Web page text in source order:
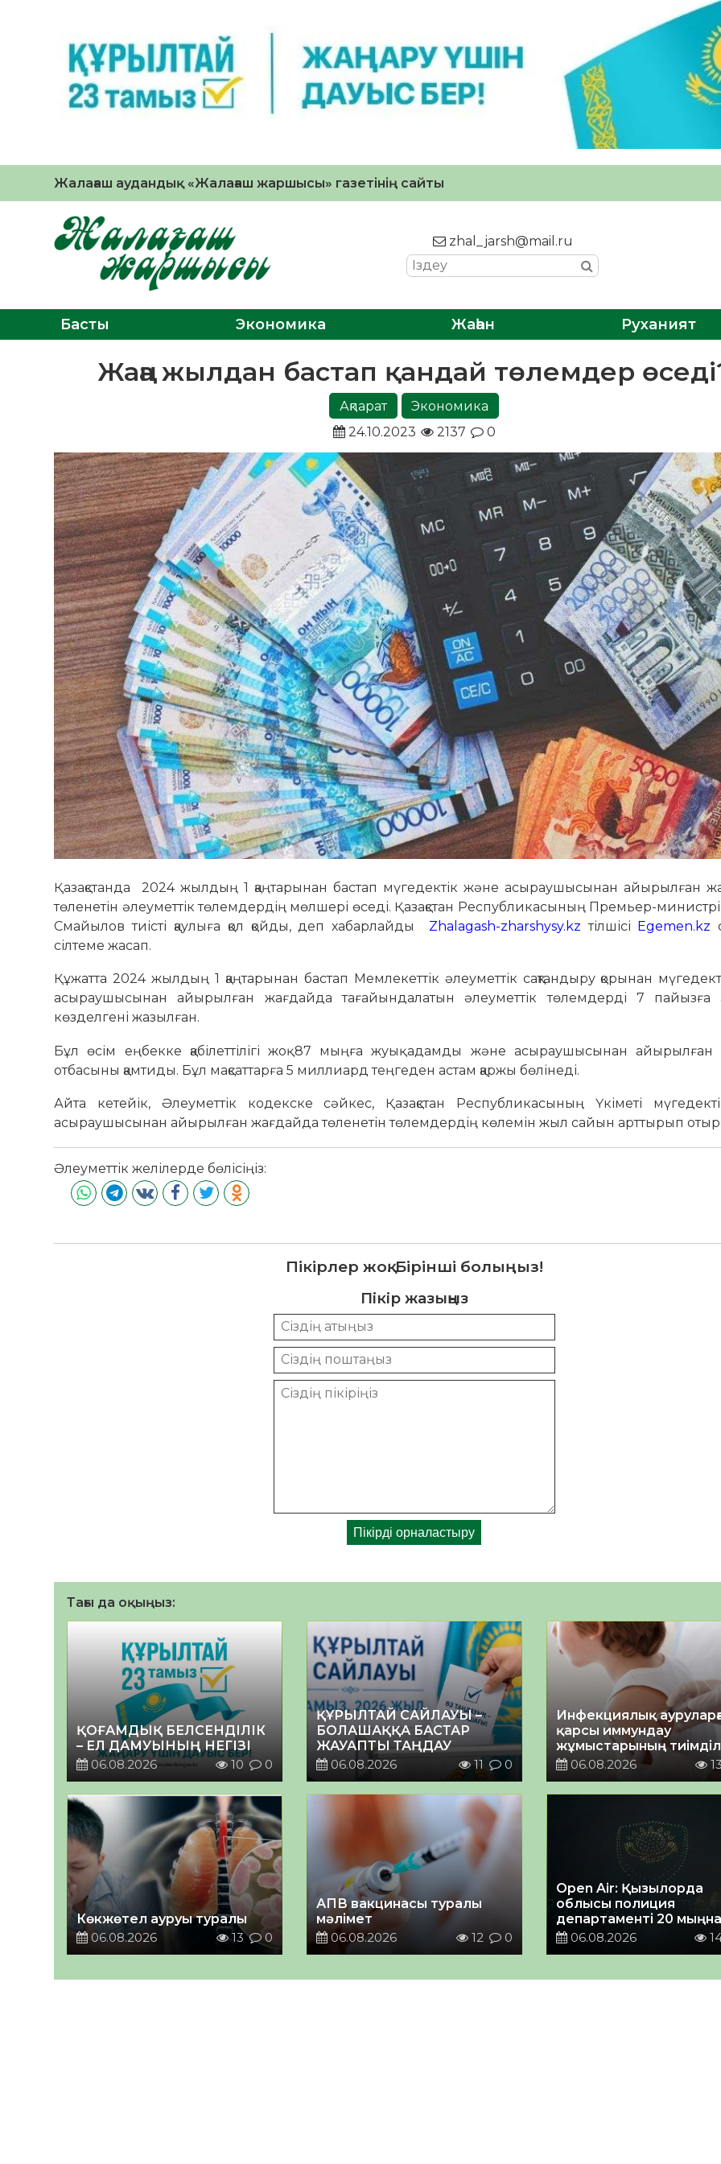
Жалағаш аудандық «Жалағаш жаршысы» газетінің сайты
zhal_jarsh@mail.ru
Басты Экономика Жаһан Руханият
Жаңа жылдан бастап қандай төлемдер
Ақпарат
Экономика
24.10.2023
2137 0
Қазақстанда 2024 жылдың 1 қаңтарынан бастап мүгедектік және асыраушысынан айырылған
төленетін әлеуметтік төлемдердің мөлшері өседі. Қазақстан Республикасының Премьер-
Смайылов тиісті қаулыға қол қойды, деп хабарлайды Zhalagash-zharshysy.kz тілшісі Egemen.kz
сілтеме жасап.
Құжатта 2024 жылдың 1 қаңтарынан бастап Мемлекеттік әлеуметтік сақтандыру қорынан
асыраушысынан айырылған жағдайда тағайындалатын әлеуметтік төлемдерді 7 пайызға
көзделгені жазылған.
Бұл өсім еңбекке қабілеттілігі жоқ 87 мыңға жуық адамды және асыраушысынан
отбасыны қамтиды. Бұл мақсаттарға 5 миллиард теңгеден астам қаржы бөлінеді.
Айта кетейік, Әлеуметтік кодекске сәйкес, Қазақстан Республикасының Үкіметі
асыраушысынан айырылған жағдайда төленетін төлемдердің көлемін жыл сайын арттырып
Әлеуметтік желілерде бөлісіңіз:
Пікірлер жоқ. Бірінші болыңыз!
Пікір жазыңыз
Тағы да оқыңыз:
ҚОҒАМДЫҚ БЕЛСЕНДІЛІК
– ЕЛ ДАМУЫНЫҢ НЕГІЗІ
06.08.2026
10 0
ҚҰРЫЛТАЙ САЙЛАУЫ –
БОЛАШАҚҚА БАСТАР
ЖАУАПТЫ ТАҢДАУ
06.08.2026
11 0
Инфекциялық
қарсы иммундау
жұмыстарының
06.08.2026
13
Көкжөтел ауруы туралы
06.08.2026
13 0
АПВ вакцинасы туралы
мәлімет
06.08.2026
12 0
Open Air: Қызылорда
облысы полиция
департаменті 20
астам көрерменнің
06.08.2026